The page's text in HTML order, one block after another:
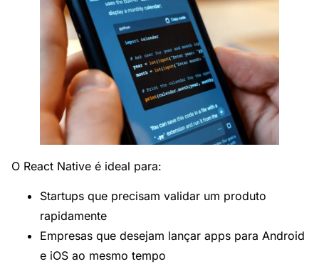
O React Native é ideal para:
Startups que precisam validar um produto
rapidamente
Empresas que desejam lançar apps para Android
e iOS ao mesmo tempo